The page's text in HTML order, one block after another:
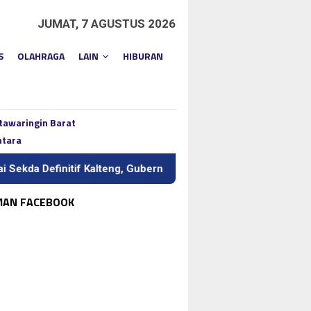
JUMAT, 7 AGUSTUS 2026
OLAHRAGA LAIN HIBURAN
Barat
Kalteng, Gubernur Tekankan Kerja Keras dan Kolaborasi
FACEBOOK